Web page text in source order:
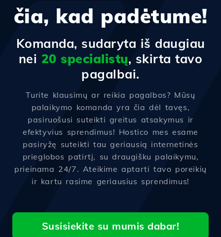
čia, kad padėtume!
Komanda, sudaryta iš daugiau
nei 20 specialistų, skirta tavo
pagalbai.
Turite klausimų ar reikia pagalbos? Mūsų
palaikymo komanda yra čia dėl tavęs,
pasiruošusi suteikti greitus atsakymus ir
efektyvius sprendimus! Hostico mes esame
pasiryžę suteikti tau geriausią internetinės
prieglobos patirtį, su draugišku palaikymu,
prieinama 24/7. Ateikime aptarti tavo poreikių
ir kartu rasime geriausius sprendimus!
Susisiekite su mumis dabar!